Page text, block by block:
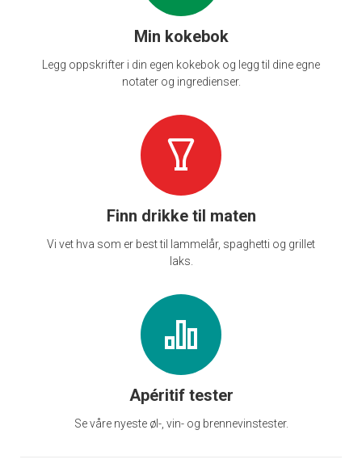
Min kokebok
Legg oppskrifter i din egen kokebok og legg til dine egne
notater og ingredienser.
Finn drikke til maten
Vi vet hva som er best til lammelår, spaghetti og grillet
laks.
Apéritif tester
Se våre nyeste øl-, vin- og brennevinstester.